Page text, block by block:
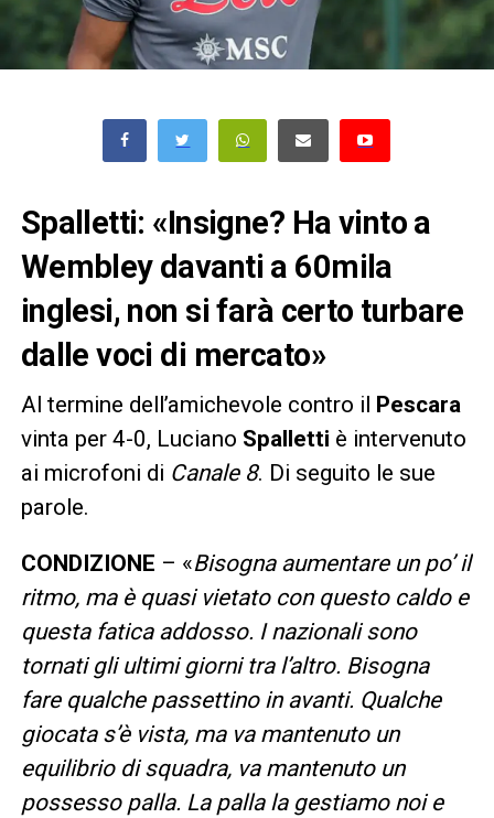
Spalletti: «Insigne? Ha vinto a
Wembley davanti a 60mila
inglesi, non si farà certo turbare
dalle voci di mercato»
Al termine dell’amichevole contro il Pescara
vinta per 4-0, Luciano Spalletti è intervenuto
ai microfoni di Canale 8. Di seguito le sue
parole.
CONDIZIONE – «Bisogna aumentare un po’ il
ritmo, ma è quasi vietato con questo caldo e
questa fatica addosso. I nazionali sono
tornati gli ultimi giorni tra l’altro. Bisogna
fare qualche passettino in avanti. Qualche
giocata s’è vista, ma va mantenuto un
equilibrio di squadra, va mantenuto un
possesso palla. La palla la gestiamo noi e